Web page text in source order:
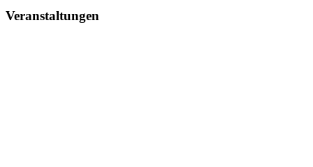
Veranstaltungen